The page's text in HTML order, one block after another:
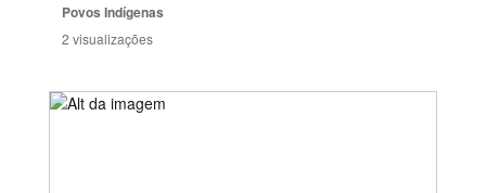
Povos Indígenas
2 visualizações